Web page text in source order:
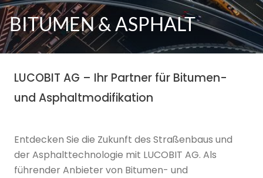
BITUMEN & ASPHALT
LUCOBIT AG – Ihr Partner für Bitumen-
und Asphaltmodifikation
Entdecken Sie die Zukunft des Straßenbaus und
der Asphalttechnologie mit LUCOBIT AG. Als
führender Anbieter von Bitumen- und